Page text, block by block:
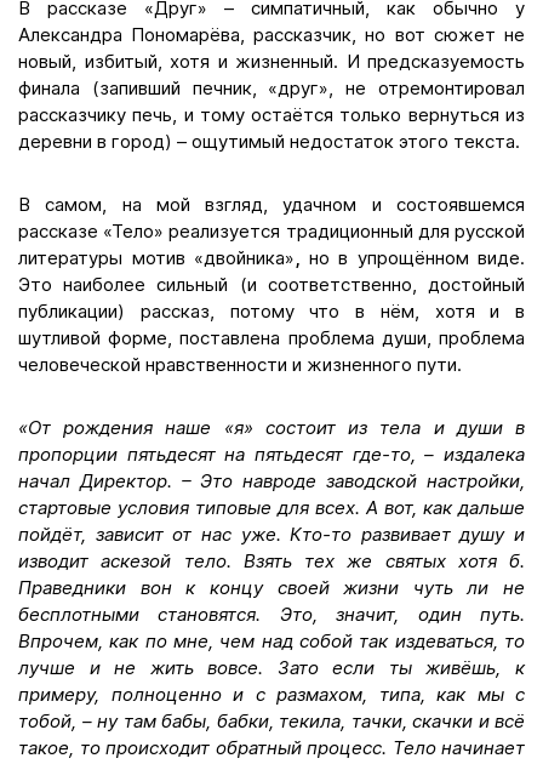
В рассказе «Друг» – симпатичный, как обычно у
Александра Пономарёва, рассказчик, но вот сюжет не
новый, избитый, хотя и жизненный. И предсказуемость
финала (запивший печник, «друг», не отремонтировал
рассказчику печь, и тому остаётся только вернуться из
деревни в город) – ощутимый недостаток этого текста.
В самом, на мой взгляд, удачном и состоявшемся
рассказе «Тело» реализуется традиционный для русской
литературы мотив «двойника», но в упрощённом виде.
Это наиболее сильный (и соответственно, достойный
публикации) рассказ, потому что в нём, хотя и в
шутливой форме, поставлена проблема души, проблема
человеческой нравственности и жизненного пути.
«От рождения наше «я» состоит из тела и души в
пропорции пятьдесят на пятьдесят где-то, – издалека
начал Директор. – Это навроде заводской настройки,
стартовые условия типовые для всех. А вот, как дальше
пойдёт, зависит от нас уже. Кто-то развивает душу и
изводит аскезой тело. Взять тех же святых хотя б.
Праведники вон к концу своей жизни чуть ли не
бесплотными становятся. Это, значит, один путь.
Впрочем, как по мне, чем над собой так издеваться, то
лучше и не жить вовсе. Зато если ты живёшь, к
примеру, полноценно и с размахом, типа, как мы с
тобой, – ну там бабы, бабки, текила, тачки, скачки и всё
такое, то происходит обратный процесс. Тело начинает